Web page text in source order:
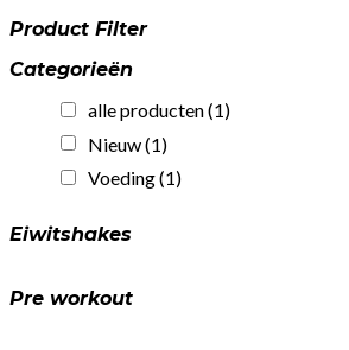
Product Filter
Categorieën
alle producten(1)
Nieuw(1)
Voeding(1)
Eiwitshakes
Pre workout